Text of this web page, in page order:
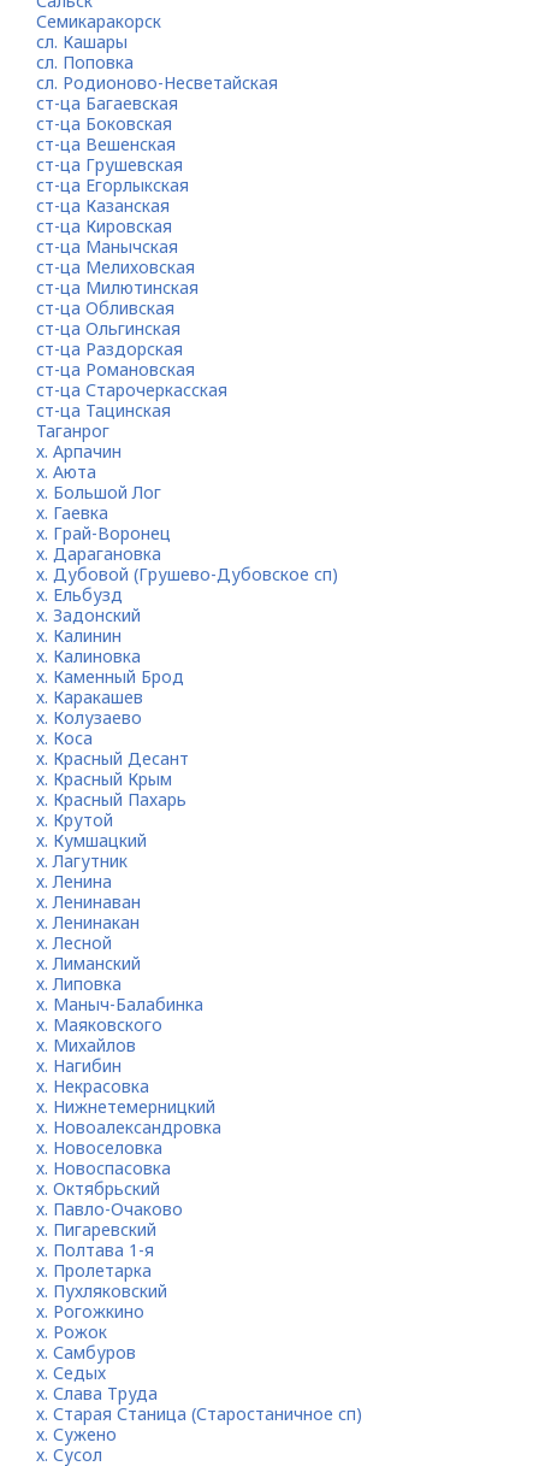
Семикаракорск
сл. Кашары
сл. Поповка
сл. Родионово-Несветайская
ст-ца Багаевская
ст-ца Боковская
ст-ца Вешенская
ст-ца Грушевская
ст-ца Егорлыкская
ст-ца Казанская
ст-ца Кировская
ст-ца Манычская
ст-ца Мелиховская
ст-ца Милютинская
ст-ца Обливская
ст-ца Ольгинская
ст-ца Раздорская
ст-ца Романовская
ст-ца Старочеркасская
ст-ца Тацинская
Таганрог
х. Арпачин
х. Аюта
х. Большой Лог
х. Гаевка
х. Грай-Воронец
х. Дарагановка
х. Дубовой (Грушево-Дубовское сп)
х. Ельбузд
х. Задонский
х. Калинин
х. Калиновка
х. Каменный Брод
х. Каракашев
х. Колузаево
х. Коса
х. Красный Десант
х. Красный Крым
х. Красный Пахарь
х. Крутой
х. Кумшацкий
х. Лагутник
х. Ленина
х. Ленинаван
х. Ленинакан
х. Лесной
х. Лиманский
х. Липовка
х. Маныч-Балабинка
х. Маяковского
х. Михайлов
х. Нагибин
х. Некрасовка
х. Нижнетемерницкий
х. Новоалександровка
х. Новоселовка
х. Новоспасовка
х. Октябрьский
х. Павло-Очаково
х. Пигаревский
х. Полтава 1-я
х. Пролетарка
х. Пухляковский
х. Рогожкино
х. Рожок
х. Самбуров
х. Седых
х. Слава Труда
х. Старая Станица (Старостаничное сп)
х. Сужено
х. Сусол